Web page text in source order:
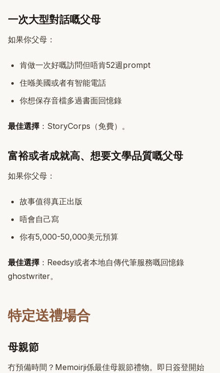
一次大型對話嘅父母
如果你父母：
肯做一次好嘅訪問但唔肯52週prompt
住喺美國或者有智能電話
你想保存音檔多過書面回憶錄
最佳選擇 ：StoryCorps（免費）。
富裕或者成就高、想要文學品質嘅父母
如果你父母：
故事值得真正出版
唔會自己寫
你有5,000-50,000美元預算
最佳選擇 ：Reedsy或者本地自傳代筆服務嘅回憶錄
ghostwriter。
特定送禮場合
母親節
冇預備時間？Memoirji係最佳母親節禮物。即日簽登開始